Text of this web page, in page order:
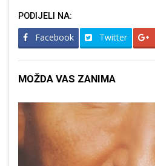
PODIJELI NA:
Facebook Twitter
MOŽDA VAS ZANIMA